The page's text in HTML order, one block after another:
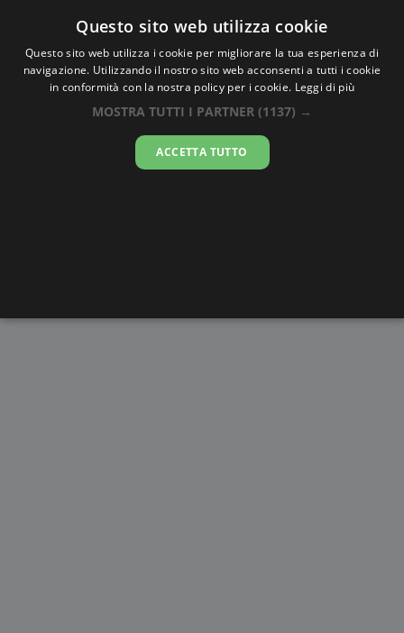
Oraesatta.co
Ora EsattaCanton
09:13:20
Questo sito web utilizza cookie
Questo sito web utilizza i cookie per migliorare la tua esperienza di
navigazione. Utilizzando il nostro sito web acconsenti a tutti i cookie
in conformità con la nostra policy per i cookie. Leggi di più
MOSTRA TUTTI I PARTNER (1137) →
ACCETTA TUTTO